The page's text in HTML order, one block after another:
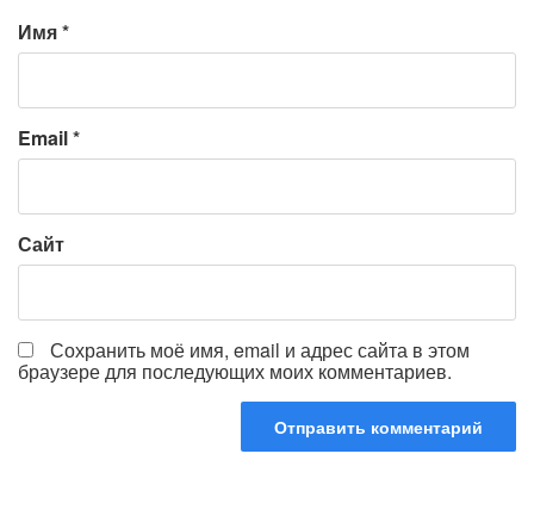
Имя*
Email*
Сайт
Сохранить моё имя, email и адрес сайта в этом
браузере для последующих моих комментариев.